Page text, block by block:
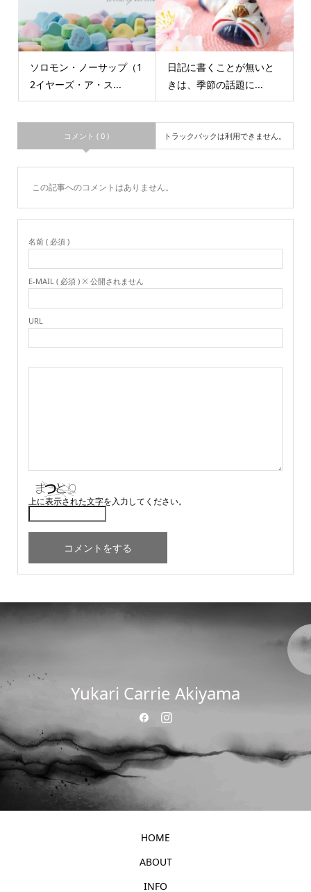
ソロモン・ノーサップ（1
2イヤーズ・ア・ス...
日記に書くことが無いと
きは、季節の話題に...
コメント ( 0 ) トラックバックは利用できません。
この記事へのコメントはありません。
名前 ( 必須 )
E-MAIL ( 必須 ) ※ 公開されません
URL
上に表示された文字を入力してください。
Yukari Carrie Akiyama
HOME
ABOUT
INFO